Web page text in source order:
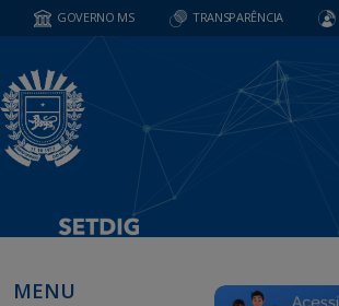
GOVERNO MS TRANSPARÊNCIA
MENU